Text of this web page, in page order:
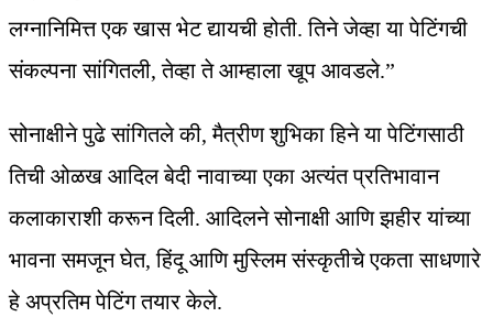
लग्नानिमित्त एक खास भेट द्यायची होती. तिने जेव्हा या पेटिंगची
संकल्पना सांगितली, तेव्हा ते आम्हाला खूप आवडले.”
सोनाक्षीने पुढे सांगितले की, मैत्रीण शुभिका हिने या पेटिंगसाठी
तिची ओळख आदिल बेदी नावाच्या एका अत्यंत प्रतिभावान
कलाकाराशी करून दिली. आदिलने सोनाक्षी आणि झहीर यांच्या
भावना समजून घेत, हिंदू आणि मुस्लिम संस्कृतीचे एकता साधणारे
हे अप्रतिम पेटिंग तयार केले.